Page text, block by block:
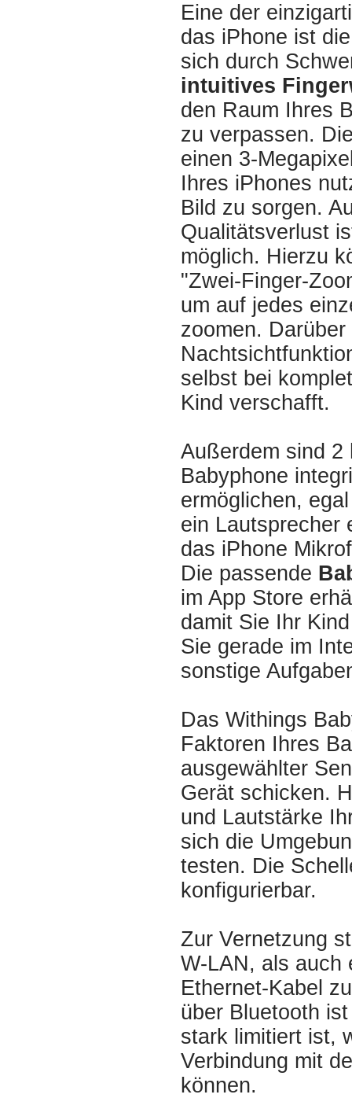
Eine der
das iPhone ist
sich durch
intuitives
den Raum Ihres
zu verpassen.
einen 3-
Ihres iPhones
Bild zu sorgen.
Qualitätsverlust
möglich. Hierzu
"Zwei-Finger-
um auf jedes
zoomen.
selbst bei
Kind verschafft.
Außerdem sind 2
Babyphone
ermöglichen,
ein Lautsprecher
das iPhone
Die passende
im App Store
damit Sie Ihr
Sie gerade im
sonstige
Das Withings
Faktoren Ihres
ausgewählter
Gerät schicken.
und Lautstärke
sich die
testen. Die
konfigurierbar.
Zur Vernetzung
W-LAN, als auch
Ethernet-Kabel
über Bluetooth
stark limitiert ist,
Verbindung mit
können.